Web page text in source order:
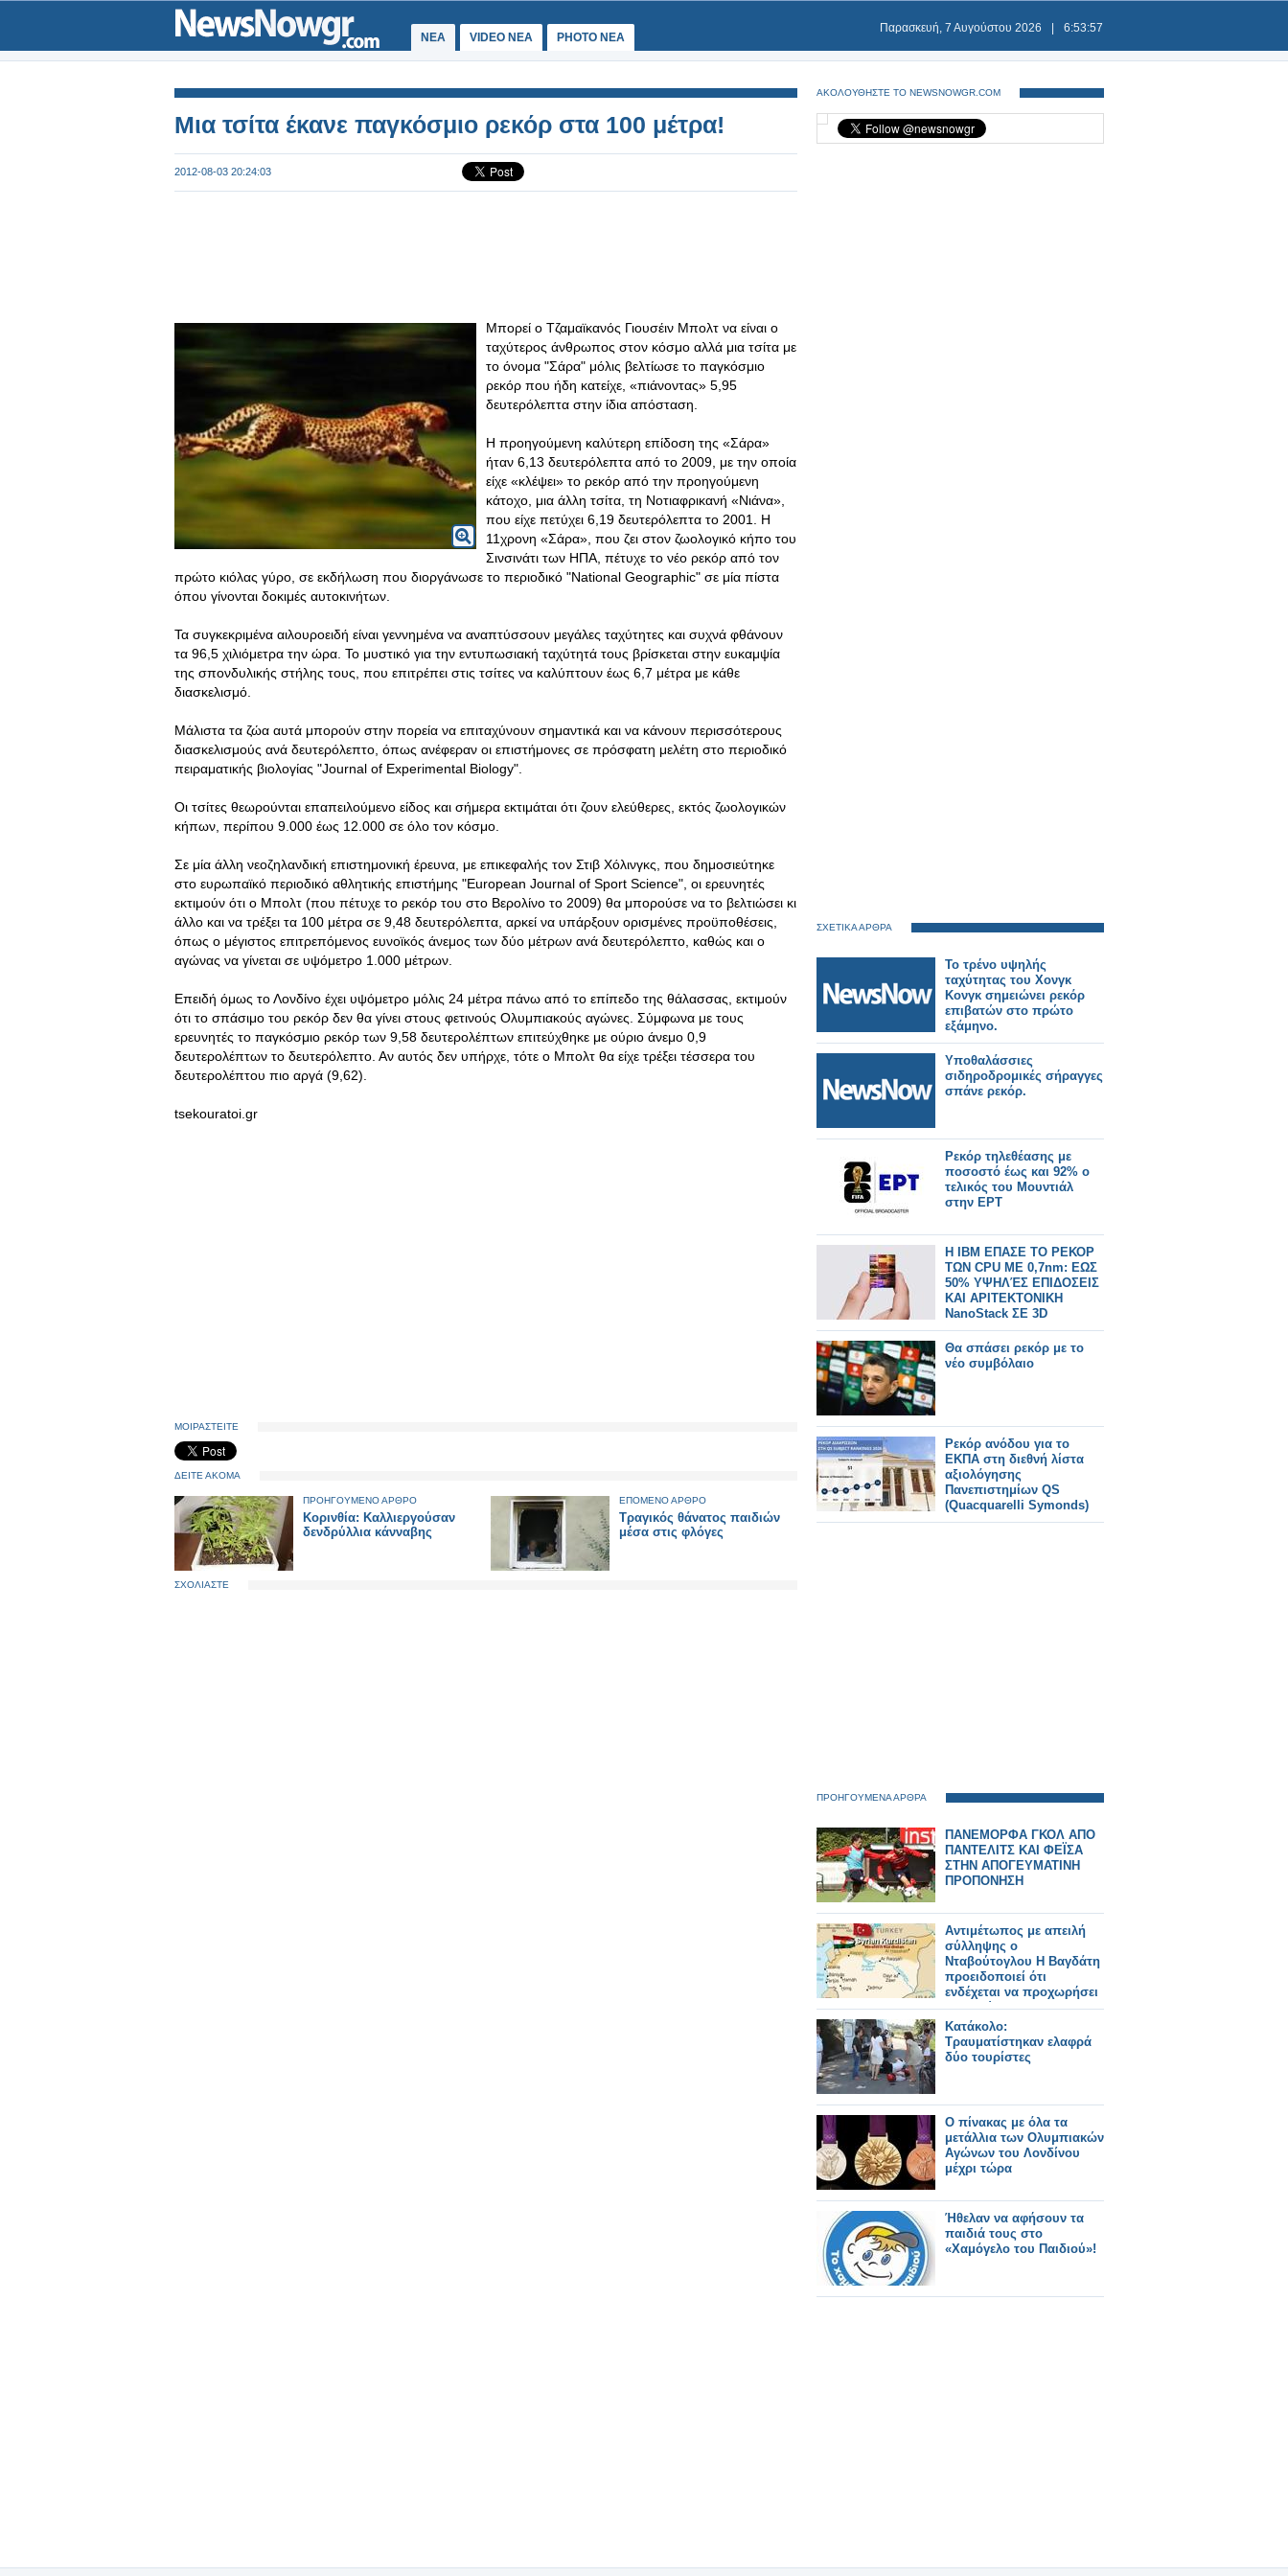
ΝΕΑ VIDEO NEA PHOTO NEA
Παρασκευή, 7 Αυγούστου 2026 6:53:57
Μια τσίτα έκανε παγκόσμιο ρεκόρ στα 100 μέτρα!
2012-08-03 20:24:03
Μπορεί ο Τζαμαϊκανός Γιουσέιν Μπολτ να είναι ο
ταχύτερος άνθρωπος στον κόσμο αλλά μια τσίτα με
το όνομα "Σάρα" μόλις βελτίωσε το παγκόσμιο
ρεκόρ που ήδη κατείχε, «πιάνοντας» 5,95
δευτερόλεπτα στην ίδια απόσταση.
Η προηγούμενη καλύτερη επίδοση της «Σάρα»
ήταν 6,13 δευτερόλεπτα από το 2009, με την οποία
είχε «κλέψει» το ρεκόρ από την προηγούμενη
κάτοχο, μια άλλη τσίτα, τη Νοτιαφρικανή «Νιάνα»,
που είχε πετύχει 6,19 δευτερόλεπτα το 2001. Η
11χρονη «Σάρα», που ζει στον ζωολογικό κήπο του
Σινσινάτι των ΗΠΑ, πέτυχε το νέο ρεκόρ από τον
πρώτο κιόλας γύρο, σε εκδήλωση που διοργάνωσε το περιοδικό "National Geographic" σε μία πίστα
όπου γίνονται δοκιμές αυτοκινήτων.
Τα συγκεκριμένα αιλουροειδή είναι γεννημένα να αναπτύσσουν μεγάλες ταχύτητες και συχνά φθάνουν
τα 96,5 χιλιόμετρα την ώρα. Το μυστικό για την εντυπωσιακή ταχύτητά τους βρίσκεται στην ευκαμψία
της σπονδυλικής στήλης τους, που επιτρέπει στις τσίτες να καλύπτουν έως 6,7 μέτρα με κάθε
διασκελισμό.
Μάλιστα τα ζώα αυτά μπορούν στην πορεία να επιταχύνουν σημαντικά και να κάνουν περισσότερους
διασκελισμούς ανά δευτερόλεπτο, όπως ανέφεραν οι επιστήμονες σε πρόσφατη μελέτη στο περιοδικό
πειραματικής βιολογίας "Journal of Experimental Biology".
Οι τσίτες θεωρούνται επαπειλούμενο είδος και σήμερα εκτιμάται ότι ζουν ελεύθερες, εκτός ζωολογικών
κήπων, περίπου 9.000 έως 12.000 σε όλο τον κόσμο.
Σε μία άλλη νεοζηλανδική επιστημονική έρευνα, με επικεφαλής τον Στιβ Χόλινγκς, που δημοσιεύτηκε
στο ευρωπαϊκό περιοδικό αθλητικής επιστήμης "European Journal of Sport Science", οι ερευνητές
εκτιμούν ότι ο Μπολτ (που πέτυχε το ρεκόρ του στο Βερολίνο το 2009) θα μπορούσε να το βελτιώσει κι
άλλο και να τρέξει τα 100 μέτρα σε 9,48 δευτερόλεπτα, αρκεί να υπάρξουν ορισμένες προϋποθέσεις,
όπως ο μέγιστος επιτρεπόμενος ευνοϊκός άνεμος των δύο μέτρων ανά δευτερόλεπτο, καθώς και ο
αγώνας να γίνεται σε υψόμετρο 1.000 μέτρων.
Επειδή όμως το Λονδίνο έχει υψόμετρο μόλις 24 μέτρα πάνω από το επίπεδο της θάλασσας, εκτιμούν
ότι το σπάσιμο του ρεκόρ δεν θα γίνει στους φετινούς Ολυμπιακούς αγώνες. Σύμφωνα με τους
ερευνητές το παγκόσμιο ρεκόρ των 9,58 δευτερολέπτων επιτεύχθηκε με ούριο άνεμο 0,9
δευτερολέπτων το δευτερόλεπτο. Αν αυτός δεν υπήρχε, τότε ο Μπολτ θα είχε τρέξει τέσσερα του
δευτερολέπτου πιο αργά (9,62).
tsekouratoi.gr
ΜΟΙΡΑΣΤΕΙΤΕ
ΔΕΙΤΕ ΑΚΟΜΑ
ΠΡΟΗΓΟΥΜΕΝΟ ΑΡΘΡΟ
Κορινθία: Καλλιεργούσαν
δενδρύλλια κάνναβης
ΕΠΟΜΕΝΟ ΑΡΘΡΟ
Τραγικός θάνατος παιδιών
μέσα στις φλόγες
ΣΧΟΛΙΑΣΤΕ
ΑΚΟΛΟΥΘΗΣΤΕ ΤΟ NEWSNOWGR.COM
ΣΧΕΤΙΚΑ ΑΡΘΡΑ
Το τρένο υψηλής
ταχύτητας του Χονγκ
Κονγκ σημειώνει ρεκόρ
επιβατών στο πρώτο
εξάμηνο.
Υποθαλάσσιες
σιδηροδρομικές σήραγγες
σπάνε ρεκόρ.
Ρεκόρ τηλεθέασης με
ποσοστό έως και 92% ο
τελικός του Μουντιάλ
στην ΕΡΤ
Η IBM ΕΠΑΣΕ ΤΟ ΡΕΚΟΡ
ΤΩΝ CPU ΜΕ 0,7nm: ΕΩΣ
50% ΥΨΗΛΈΣ ΕΠΙΔΟΣΕΙΣ
ΚΑΙ ΑΡΙΤΕΚΤΟΝΙΚΗ
NanoStack ΣΕ 3D
Θα σπάσει ρεκόρ με το
νέο συμβόλαιο
Ρεκόρ ανόδου για το
ΕΚΠΑ στη διεθνή λίστα
αξιολόγησης
Πανεπιστημίων QS
(Quacquarelli Symonds)
ΠΡΟΗΓΟΥΜΕΝΑ ΑΡΘΡΑ
ΠΑΝΕΜΟΡΦΑ ΓΚΟΛ ΑΠΟ
ΠΑΝΤΕΛΙΤΣ ΚΑΙ ΦΕΪΣΑ
ΣΤΗΝ ΑΠΟΓΕΥΜΑΤΙΝΗ
ΠΡΟΠΟΝΗΣΗ
Αντιμέτωπος με απειλή
σύλληψης ο
Νταβούτογλου Η Βαγδάτη
προειδοποιεί ότι
ενδέχεται να προχωρήσει
στην σύλληψη του
Τούρκου ΥΠΟΙΚ
Κατάκολο:
Τραυματίστηκαν ελαφρά
δύο τουρίστες
Ο πίνακας με όλα τα
μετάλλια των Ολυμπιακών
Αγώνων του Λονδίνου
μέχρι τώρα
Ήθελαν να αφήσουν τα
παιδιά τους στο
«Χαμόγελο του Παιδιού»!